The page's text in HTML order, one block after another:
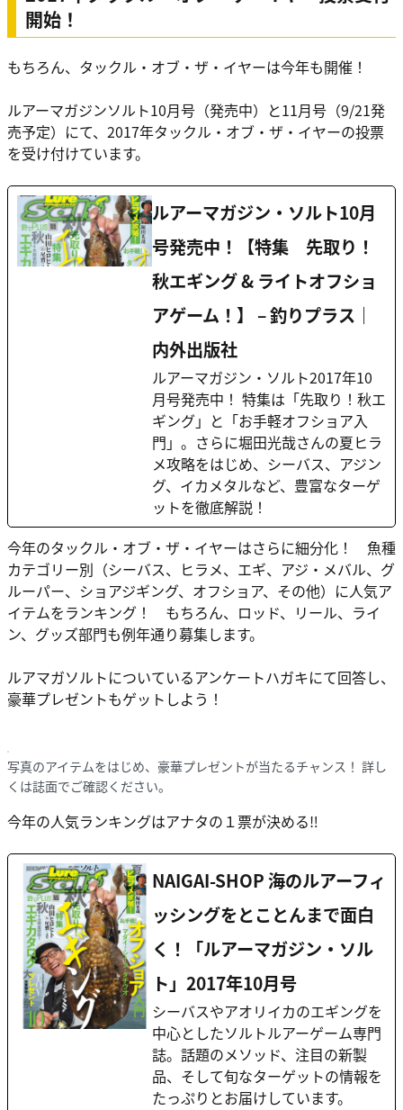
開始！
もちろん、タックル・オブ・ザ・イヤーは今年も開催！
ルアーマガジンソルト10月号（発売中）と11月号（9/21発
売予定）にて、2017年タックル・オブ・ザ・イヤーの投票
を受け付けています。
ルアーマガジン・ソルト10月
号発売中！【特集 先取り！
秋エギング & ライトオフショ
アゲーム！】 – 釣りプラス｜
内外出版社
ルアーマガジン・ソルト2017年10
月号発売中！ 特集は「先取り！秋エ
ギング」と「お手軽オフショア入
門」。さらに堀田光哉さんの夏ヒラ
メ攻略をはじめ、シーバス、アジン
グ、イカメタルなど、豊富なターゲ
ットを徹底解説！
今年のタックル・オブ・ザ・イヤーはさらに細分化！ 魚種
カテゴリー別（シーバス、ヒラメ、エギ、アジ・メバル、グ
ルーパー、ショアジギング、オフショア、その他）に人気ア
イテムをランキング！ もちろん、ロッド、リール、ライ
ン、グッズ部門も例年通り募集します。
ルアマガソルトについているアンケートハガキにて回答し、
豪華プレゼントもゲットしよう！
写真のアイテムをはじめ、豪華プレゼントが当たるチャンス！ 詳し
くは誌面でご確認ください。
今年の人気ランキングはアナタの１票が決める‼
NAIGAI-SHOP 海のルアーフィ
ッシングをとことんまで面白
く！「ルアーマガジン・ソル
ト」2017年10月号
シーバスやアオリイカのエギングを
中心としたソルトルアーゲーム専門
誌。話題のメソッド、注目の新製
品、そして旬なターゲットの情報を
たっぷりとお届けしています。